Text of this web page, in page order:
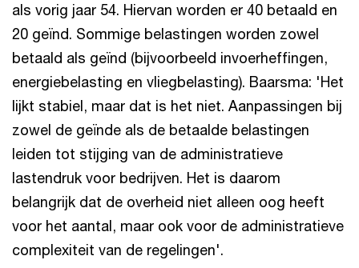
als vorig jaar 54. Hiervan worden er 40 betaald en
20 geïnd. Sommige belastingen worden zowel
betaald als geïnd (bijvoorbeeld invoerheffingen,
energiebelasting en vliegbelasting). Baarsma: 'Het
lijkt stabiel, maar dat is het niet. Aanpassingen bij
zowel de geïnde als de betaalde belastingen
leiden tot stijging van de administratieve
lastendruk voor bedrijven. Het is daarom
belangrijk dat de overheid niet alleen oog heeft
voor het aantal, maar ook voor de administratieve
complexiteit van de regelingen'.